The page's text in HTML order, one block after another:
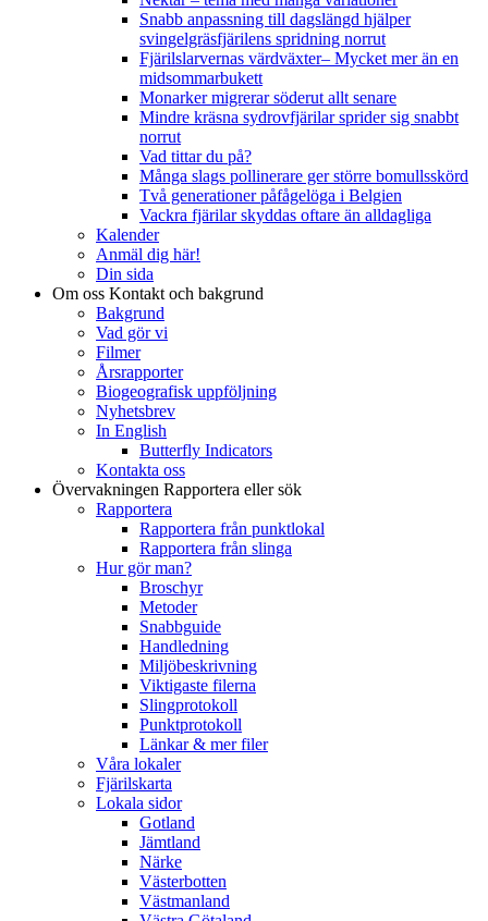
Snabb anpassning till dagslängd hjälper
svingelgräsfjärilens spridning norrut
Fjärilslarvernas värdväxter– Mycket mer än en
midsommarbukett
Monarker migrerar söderut allt senare
Mindre kräsna sydrovfjärilar sprider sig snabbt
norrut
Vad tittar du på?
Många slags pollinerare ger större bomullsskörd
Två generationer påfågelöga i Belgien
Vackra fjärilar skyddas oftare än alldagliga
Kalender
Anmäl dig här!
Din sida
Om oss Kontakt och bakgrund
Bakgrund
Vad gör vi
Filmer
Årsrapporter
Biogeografisk uppföljning
Nyhetsbrev
In English
Butterfly Indicators
Kontakta oss
Övervakningen Rapportera eller sök
Rapportera
Rapportera från punktlokal
Rapportera från slinga
Hur gör man?
Broschyr
Metoder
Snabbguide
Handledning
Miljöbeskrivning
Viktigaste filerna
Slingprotokoll
Punktprotokoll
Länkar & mer filer
Våra lokaler
Fjärilskarta
Lokala sidor
Gotland
Jämtland
Närke
Västerbotten
Västmanland